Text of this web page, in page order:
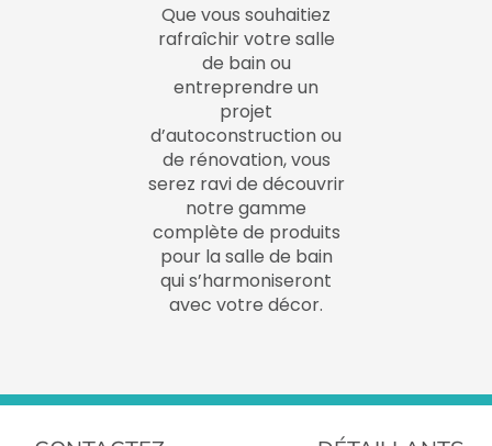
Que vous souhaitiez
rafraîchir votre salle
de bain ou
entreprendre un
projet
d’autoconstruction ou
de rénovation, vous
serez ravi de découvrir
notre gamme
complète de produits
pour la salle de bain
qui s’harmoniseront
avec votre décor.